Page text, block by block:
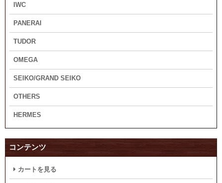
IWC
PANERAI
TUDOR
OMEGA
SEIKO/GRAND SEIKO
OTHERS
HERMES
コンテンツ
カートを見る